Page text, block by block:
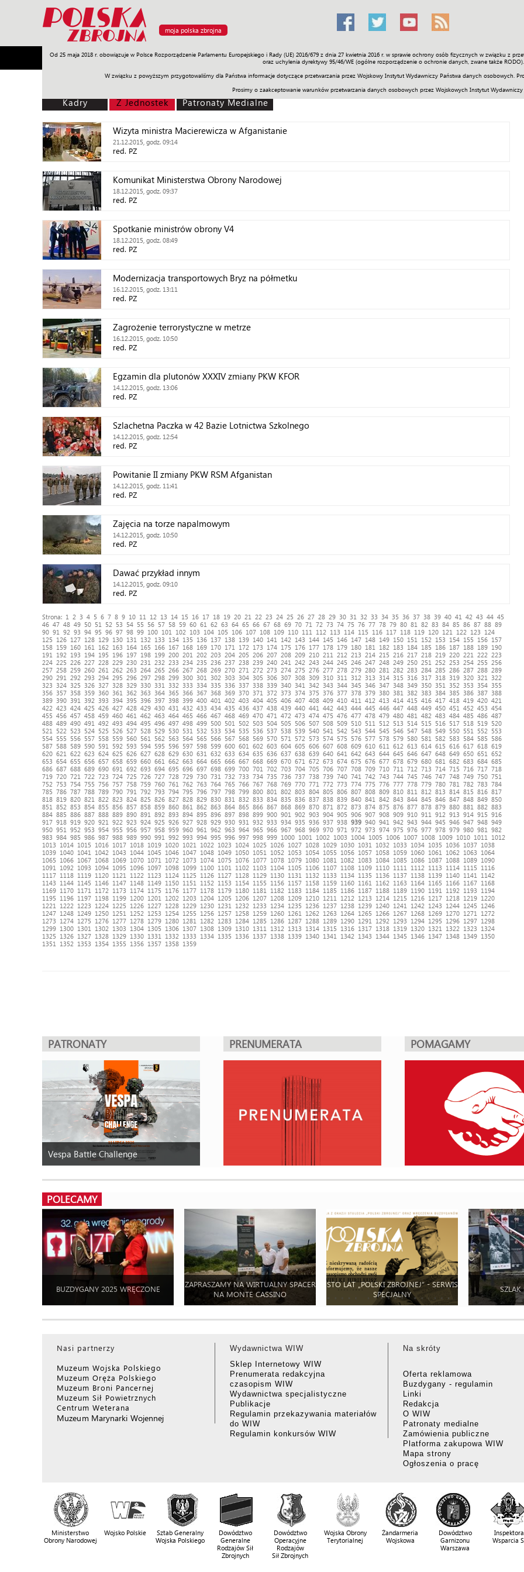
moja polska zbrojna
Od 25 maja 2018 r. obowiązuje w Polsce Rozporządzenie Parlamentu Europejskiego i Rady (UE) 2016/679 z dnia 27 kwietnia 2016 r. w sprawie ochrony osób fizycznych w związku z
oraz uchylenia dyrektywy 95/46/WE (ogólne rozporządzenie o ochronie danych, zwane także RODO).
W związku z powyższym przygotowaliśmy dla Państwa informacje dotyczące przetwarzania przez Wojskowy Instytut Wydawniczy Państwa danych osobowych.
Prosimy o zaakceptowanie warunków przetwarzania danych osobowych przez Wojskowych Instytut Wydawniczy
Armia Poligon Sprzęt Misje Polityka Prawo Świat Społeczność Sport Historia Galerie Wideo
Kadry Z Jednostek Patronaty Medialne
Wizyta ministra Macierewicza w Afganistanie
21.12.2015, godz. 09:14
red. PZ
Komunikat Ministerstwa Obrony Narodowej
18.12.2015, godz. 09:37
red. PZ
Spotkanie ministrów obrony V4
18.12.2015, godz. 08:49
red. PZ
Modernizacja transportowych Bryz na półmetku
16.12.2015, godz. 13:11
red. PZ
Zagrożenie terrorystyczne w metrze
16.12.2015, godz. 10:50
red. PZ
Egzamin dla plutonów XXXIV zmiany PKW KFOR
14.12.2015, godz. 13:06
red. PZ
Szlachetna Paczka w 42 Bazie Lotnictwa Szkolnego
14.12.2015, godz. 12:54
red. PZ
Powitanie II zmiany PKW RSM Afganistan
14.12.2015, godz. 11:41
red. PZ
Zajęcia na torze napalmowym
14.12.2015, godz. 10:50
red. PZ
Dawać przykład innym
14.12.2015, godz. 09:10
red. PZ
Strona: 1 2 3 4 5 6 7 8 9 10 11 12 13 14 15 16 17 18 19 20 21 22 23 24 25 26 27 28 29 30 31 32 33 34 35 36 37 38 39 40 41 42 43 44 45
46 47 48 49 50 51 52 53 54 55 56 57 58 59 60 61 62 63 64 65 66 67 68 69 70 71 72 73 74 75 76 77 78 79 80 81 82 83 84 85 86 87 88 89
90 91 92 93 94 95 96 97 98 99 100 101 102 103 104 105 106 107 108 109 110 111 112 113 114 115 116 117 118 119 120 121 122 123
124
125
126 127 128 129 130 131 132 133 134 135 136 137 138 139 140 141 142 143 144 145 146 147 148 149 150 151 152 153 154 155 156 157
158 159 160 161 162 163 164 165 166 167 168 169 170 171 172 173 174 175 176 177 178 179 180 181 182 183 184 185 186 187 188 189 190
191
192 193 194 195 196 197 198 199 200 201 202 203 204 205 206 207 208 209 210 211 212 213 214 215 216 217 218 219 220 221 222
223
224 225 226 227 228 229 230 231 232 233 234 235 236 237 238 239 240 241 242 243 244 245 246 247 248 249 250 251 252 253 254 255
256
257 258 259 260 261 262 263 264 265 266 267 268 269 270 271 272 273 274 275 276 277 278 279 280 281 282 283 284 285 286 287 288 289
290 291 292 293 294 295 296 297 298 299 300 301 302 303 304 305 306 307 308 309 310 311 312 313 314 315 316 317 318 319 320 321
322
323
324 325 326 327 328 329 330 331 332 333 334 335 336 337 338 339 340 341 342 343 344 345 346 347 348 349 350 351 352 353 354 355
356 357 358 359 360 361 362 363 364 365 366 367 368 369 370 371 372 373 374 375 376 377 378 379 380 381 382 383 384 385 386 387 388
389 390 391 392 393 394 395 396 397 398 399 400 401 402 403 404 405 406 407 408 409 410 411 412 413 414 415 416 417 418 419 420 421
422 423 424 425 426 427 428 429 430 431 432 433 434 435 436 437 438 439 440 441 442 443 444 445 446 447 448 449 450 451 452 453 454
455 456 457 458 459 460 461 462 463 464 465 466 467 468 469 470 471 472 473 474 475 476 477 478 479 480 481 482 483 484 485 486 487
488 489 490 491 492 493 494 495 496 497 498 499 500 501 502 503 504 505 506 507 508 509 510 511 512 513 514 515 516 517 518 519 520
521
522 523 524 525 526 527 528 529 530 531 532 533 534 535 536 537 538 539 540 541 542 543 544 545 546 547 548 549 550 551 552
553
554 555 556 557 558 559 560 561 562 563 564 565 566 567 568 569 570 571 572 573 574 575 576 577 578 579 580 581 582 583 584 585
586
587 588 589 590 591 592 593 594 595 596 597 598 599 600 601 602 603 604 605 606 607 608 609 610 611 612 613 614 615 616 617 618 619
620 621 622 623 624 625 626 627 628 629 630 631 632 633 634 635 636 637 638 639 640 641 642 643 644 645 646 647 648 649 650 651
652
653 654 655 656 657 658 659 660 661 662 663 664 665 666 667 668 669 670 671 672 673 674 675 676 677 678 679 680 681 682 683 684 685
686 687 688 689 690 691 692 693 694 695 696 697 698 699 700 701 702 703 704 705 706 707 708 709 710 711 712 713 714 715 716 717 718
719 720 721 722 723 724 725 726 727 728 729 730 731 732 733 734 735 736 737 738 739 740 741 742 743 744 745 746 747 748 749 750 751
752 753 754 755 756 757 758 759 760 761 762 763 764 765 766 767 768 769 770 771 772 773 774 775 776 777 778 779 780 781 782 783 784
785 786 787 788 789 790 791 792 793 794 795 796 797 798 799 800 801 802 803 804 805 806 807 808 809 810 811 812 813 814 815 816 817
818 819 820 821 822 823 824 825 826 827 828 829 830 831 832 833 834 835 836 837 838 839 840 841 842 843 844 845 846 847 848 849 850
851
852 853 854 855 856 857 858 859 860 861 862 863 864 865 866 867 868 869 870 871 872 873 874 875 876 877 878 879 880 881 882 883
884 885 886 887 888 889 890 891 892 893 894 895 896 897 898 899 900 901 902 903 904 905 906 907 908 909 910 911 912 913 914 915 916
917 918 919 920 921 922 923 924 925 926 927 928 929 930 931 932 933 934 935 936 937 938 939 940 941 942 943 944 945 946 947 948 949
950 951 952 953 954 955 956 957 958 959 960 961 962 963 964 965 966 967 968 969 970 971 972 973 974 975 976 977 978 979 980 981
982
983 984 985 986 987 988 989 990 991 992 993 994 995 996 997 998 999 1000 1001 1002 1003 1004 1005 1006 1007 1008 1009 1010 1011
1012
1013
1014 1015 1016 1017 1018 1019 1020 1021 1022 1023 1024 1025 1026 1027 1028 1029 1030 1031 1032 1033 1034 1035 1036 1037 1038
1039 1040 1041 1042 1043 1044 1045 1046 1047 1048 1049 1050 1051 1052 1053 1054 1055 1056 1057 1058 1059 1060 1061 1062 1063
1064
1065
1066 1067 1068 1069 1070 1071 1072 1073 1074 1075 1076 1077 1078 1079 1080 1081 1082 1083 1084 1085 1086 1087 1088 1089 1090
1091
1092 1093 1094 1095 1096 1097 1098 1099 1100 1101 1102 1103 1104 1105 1106 1107 1108 1109 1110 1111 1112 1113 1114 1115
1116
1117 1118 1119 1120 1121 1122 1123 1124 1125 1126 1127 1128 1129 1130 1131 1132 1133 1134 1135 1136 1137 1138 1139 1140 1141
1142
1143
1144 1145 1146 1147 1148 1149 1150 1151 1152 1153 1154 1155 1156 1157 1158 1159 1160 1161 1162 1163 1164 1165 1166 1167 1168
1169 1170 1171 1172 1173 1174 1175 1176 1177 1178 1179 1180 1181 1182 1183 1184 1185 1186 1187 1188 1189 1190 1191 1192 1193
1194
1195
1196 1197 1198 1199 1200 1201 1202 1203 1204 1205 1206 1207 1208 1209 1210 1211 1212 1213 1214 1215 1216 1217 1218 1219 1220
1221
1222 1223 1224 1225 1226 1227 1228 1229 1230 1231 1232 1233 1234 1235 1236 1237 1238 1239 1240 1241 1242 1243 1244 1245
1246
1247 1248 1249 1250 1251 1252 1253 1254 1255 1256 1257 1258 1259 1260 1261 1262 1263 1264 1265 1266 1267 1268 1269 1270 1271
1272
1273
1274 1275 1276 1277 1278 1279 1280 1281 1282 1283 1284 1285 1286 1287 1288 1289 1290 1291 1292 1293 1294 1295 1296 1297 1298
1299 1300 1301 1302 1303 1304 1305 1306 1307 1308 1309 1310 1311 1312 1313 1314 1315 1316 1317 1318 1319 1320 1321 1322 1323
1324
1325
1326 1327 1328 1329 1330 1331 1332 1333 1334 1335 1336 1337 1338 1339 1340 1341 1342 1343 1344 1345 1346 1347 1348 1349 1350
1351
1352 1353 1354 1355 1356 1357 1358 1359
PATRONATY
Vespa Battle Challenge
PRENUMERATA POMAGAMY
POLECAMY
BUZDYGANY 2025 WRĘCZONE
ZAPRASZAMY NA WIRTUALNY SPACER
NA MONTE CASSINO
STO LAT „POLSKI ZBROJNEJ” - SERWIS
SPECJALNY
SZLAK
Nasi partnerzy
Muzeum Wojska Polskiego
Muzeum Oręża Polskiego
Muzeum Broni Pancernej
Muzeum Sił Powietrznych
Centrum Weterana
Muzeum Marynarki Wojennej
Wydawnictwa WIW
Sklep Internetowy WIW
Prenumerata redakcyjna
czasopism WIW
Wydawnictwa specjalistyczne
Publikacje
Regulamin przekazywania materiałów
do WIW
Regulamin konkursów WIW
Na skróty
Oferta reklamowa
Buzdygany - regulamin
Linki
Redakcja
O WIW
Patronaty medialne
Zamówienia publiczne
Platforma zakupowa WIW
Mapa strony
Ogłoszenia o pracę
Ministerstwo
Obrony Narodowej
Wojsko Polskie
Sztab Generalny
Wojska Polskiego
Dowództwo
Generalne
Rodzajów Sił
Zbrojnych
Dowództwo
Operacyjne
Rodzajów
Sił Zbrojnych
Wojska Obrony
Terytorialnej
Żandarmeria
Wojskowa
Dowództwo
Garnizonu
Warszawa
Wsparcia